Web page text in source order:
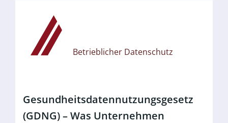
Betrieblicher Datenschutz
Gesundheitsdatennutzungsgesetz
(GDNG) – Was Unternehmen